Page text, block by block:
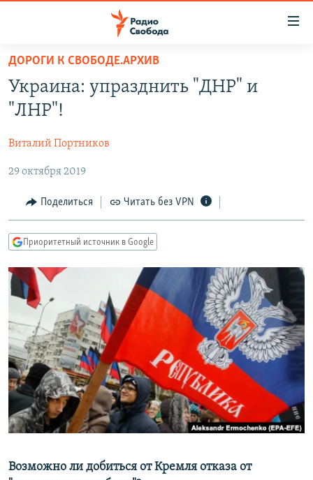
упрощенного
доступа
Вернуться
основному
Вернутся
главной
навигации
Вернутся
поиску
ПОДКАСТЫ
ЦИТАТЫ СВОБОДЫ
МНЕНИЯ
КУЛЬТУРА
IDEL.РЕАЛИИ
КАВКАЗ.РЕАЛИИ
СЕВЕР.РЕАЛИИ
СИБИРЬ.РЕАЛИИ
РАСПИСАНИЕ ВЕЩАНИЯ
ПОДПИШИТЕСЬ НА РАССЫЛКУ
СОЦИАЛЬНЫЕ СЕТИ
ДОРОГИ К СВОБОДЕ.АРХИВ
Украина: упразднить "ДНР" и
"ЛНР"!
Виталий Портников
29 октября 2019
Поделиться Читать без VPN
Приоритетный источник в Google
Возможно ли добиться от Кремля отказа от